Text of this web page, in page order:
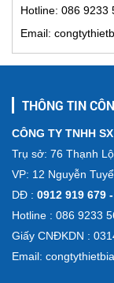
Hotline: 086 9233
Email:
THÔNG TIN
CÔNG TY TNHH
Trụ sở: 76 Thạnh
VP: 12 Nguyễn
DĐ : 0912 919 679
Hotline : 086 9233
Giấy CNĐKDN :
Email: